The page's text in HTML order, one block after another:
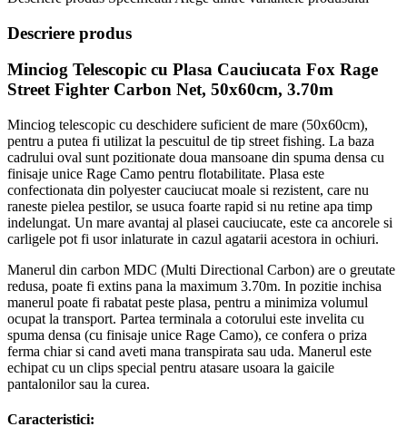
Descriere produs
Minciog Telescopic cu Plasa Cauciucata Fox Rage
Street Fighter Carbon Net, 50x60cm, 3.70m
Minciog telescopic cu deschidere suficient de mare (50x60cm),
pentru a putea fi utilizat la pescuitul de tip street fishing. La baza
cadrului oval sunt pozitionate doua mansoane din spuma densa cu
finisaje unice Rage Camo pentru flotabilitate. Plasa este
confectionata din polyester cauciucat moale si rezistent, care nu
raneste pielea pestilor, se usuca foarte rapid si nu retine apa timp
indelungat. Un mare avantaj al plasei cauciucate, este ca ancorele si
carligele pot fi usor inlaturate in cazul agatarii acestora in ochiuri.
Manerul din carbon MDC (Multi Directional Carbon) are o greutate
redusa, poate fi extins pana la maximum 3.70m. In pozitie inchisa
manerul poate fi rabatat peste plasa, pentru a minimiza volumul
ocupat la transport. Partea terminala a cotorului este invelita cu
spuma densa (cu finisaje unice Rage Camo), ce confera o priza
ferma chiar si cand aveti mana transpirata sau uda. Manerul este
echipat cu un clips special pentru atasare usoara la gaicile
pantalonilor sau la curea.
Caracteristici: